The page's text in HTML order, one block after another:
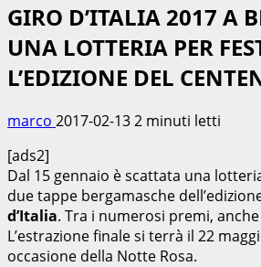
GIRO D’ITALIA 2017 A
UNA LOTTERIA PER
L’EDIZIONE DEL
marco 2017-02-132 minuti letti
[ads2]
Dal 15 gennaio è scattata una
due tappe bergamasche
d’Italia. Tra i numerosi premi,
L’estrazione finale si terrà il 22
occasione della Notte Rosa.